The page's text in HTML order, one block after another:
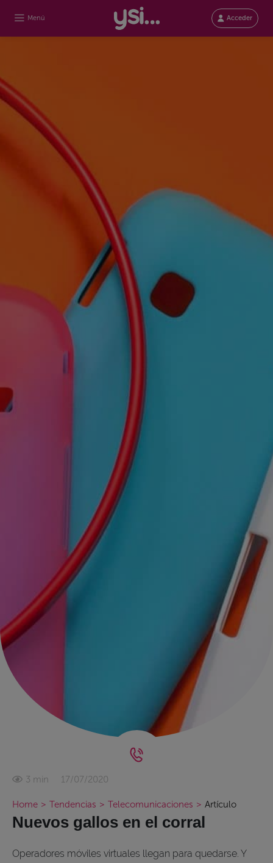
3 min 17/07/2020
Home > Tendencias > Telecomunicaciones > Artículo
Nuevos gallos en el corral
Operadores móviles virtuales llegan para quedarse. Y
Menú Acceder